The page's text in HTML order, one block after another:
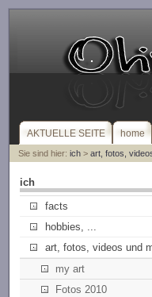
AKTUELLE SEITE home
Sie sind hier: ich> art, fotos,
ich
facts
hobbies, ...
art, fotos, videos und
my art
Fotos 2010